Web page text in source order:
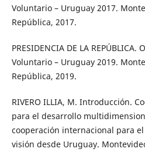
Voluntario – Uruguay 2017.
República, 2017.
PRESIDENCIA DE LA
Voluntario – Uruguay 2019.
República, 2019.
RIVERO ILLIA, M. Introducción.
para el desarrollo
cooperación internacional para
visión desde Uruguay.